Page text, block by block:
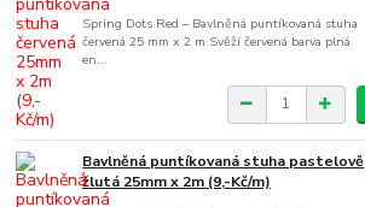
Spring Dots Red – Bavlněná puntíkovaná stuha
červená 25 mm x 2 m Svěží červená barva plná
en...
Bavlněná puntíkovaná stuha pastelově
žlutá 25mm x 2m (9,-Kč/m)